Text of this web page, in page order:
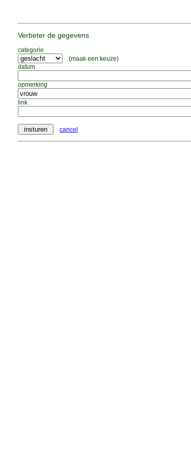
Verbeter de gegevens
categorie
(maak een keuze)
datum
opmerking
link
cancel